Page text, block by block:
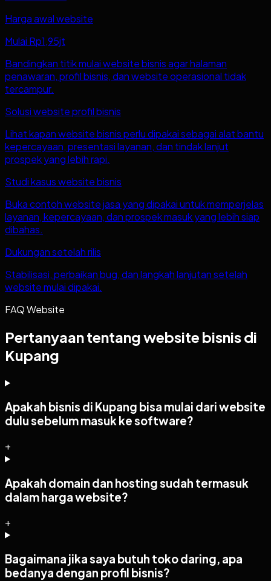
Harga awal website
Mulai Rp1,95jt
Bandingkan titik mulai website bisnis agar halaman
penawaran, profil bisnis, dan website operasional tidak
tercampur.
Solusi website profil bisnis
Lihat kapan website bisnis perlu dipakai sebagai alat bantu
kepercayaan, presentasi layanan, dan tindak lanjut
prospek yang lebih rapi.
Studi kasus website bisnis
Buka contoh website jasa yang dipakai untuk memperjelas
layanan, kepercayaan, dan prospek masuk yang lebih siap
dibahas.
Dukungan setelah rilis
Stabilisasi, perbaikan bug, dan langkah lanjutan setelah
website mulai dipakai.
FAQ Website
Pertanyaan tentang website bisnis di
Kupang
Apakah bisnis di Kupang bisa mulai dari website
dulu sebelum masuk ke software?
+
Apakah domain dan hosting sudah termasuk
dalam harga website?
+
Bagaimana jika saya butuh toko daring, apa
bedanya dengan profil bisnis?